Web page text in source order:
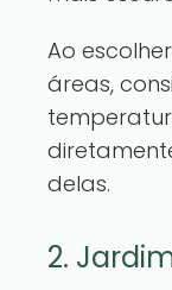
Ao
áreas,
delas.
2.